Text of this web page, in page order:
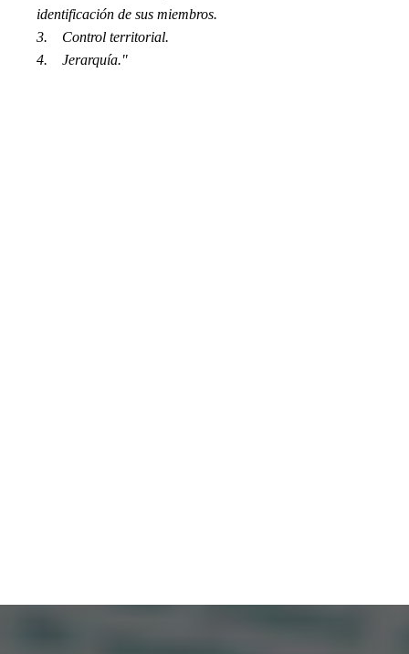
identificación de sus miembros.
3. Control territorial.
4. Jerarquía."